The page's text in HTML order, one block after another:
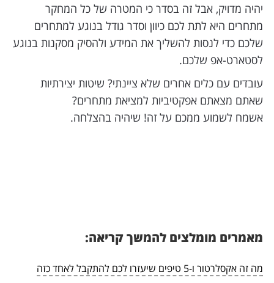
יהיה מדויק, אבל זה בסדר כי המטרה של כל המחקר
מתחרים היא לתת לכם כיוון וסדר גודל בנוגע למתחרים
שלכם כדי לנסות להשליך את המידע ולהסיק מסקנות בנוגע
לסטארט-אפ שלכם.
עובדים עם כלים אחרים שלא ציינתי? שיטות יצירתיות
שאתם מצאתם אפקטיביות למציאת מתחרים?
אשמח לשמוע ממכם על זה! שיהיה בהצלחה.
מאמרים מומלצים להמשך קריאה:
מה זה אקסלרטור ו-5 טיפים שיעזרו לכם להתקבל לאחד כזה